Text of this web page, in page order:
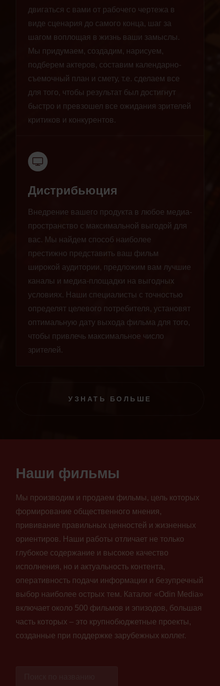
двигаться с вами от рабочего чертежа в
виде сценария до самого конца, шаг за
шагом воплощая в жизнь ваши замыслы.
Мы придумаем, создадим, нарисуем,
подберем актеров, составим календарно-
съемочный план и смету, т.е. сделаем все
для того, чтобы результат был достигнут
быстро и превзошел все ожидания зрителей
критиков и конкурентов.
Дистрибьюция
Внедрение вашего продукта в любое медиа-
пространство с максимальной выгодой для
вас. Мы найдем способ наиболее
престижно представить ваш фильм
широкой аудитории, предложим вам лучшие
каналы и медиа-площадки на выгодных
условиях. Наши специалисты с точностью
определят целевого потребителя, установят
оптимальную дату выхода фильма для того,
чтобы привлечь максимальное число
зрителей.
УЗНАТЬ БОЛЬШЕ
Наши фильмы
Мы производим и продаем фильмы, цель которых
формирование общественного мнения,
прививание правильных ценностей и жизненных
ориентиров. Наши работы отличает не только
глубокое содержание и высокое качество
исполнения, но и актуальность контента,
оперативность подачи информации и безупречный
выбор наиболее острых тем. Каталог «Odin Media»
включает около 500 фильмов и эпизодов, большая
часть которых – это крупнобюджетные проекты,
созданные при поддержке зарубежных коллег.